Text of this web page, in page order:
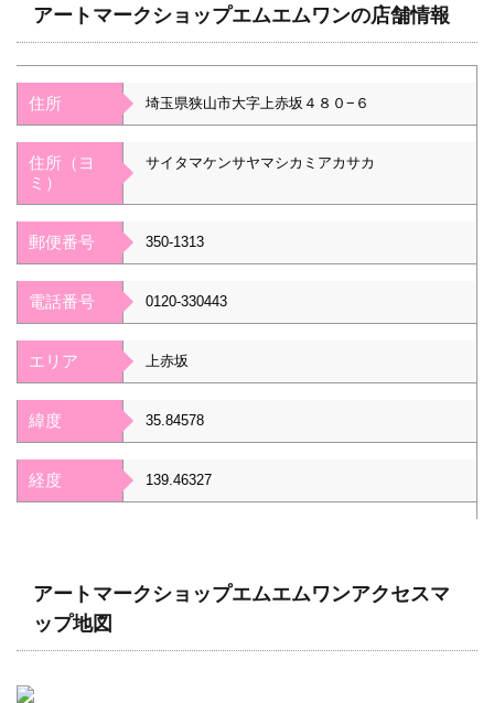
アートマークショップエムエムワンの店舗情報
住所 埼玉県狭山市大字上赤坂４８０−６
住所（ヨ
ミ）
サイタマケンサヤマシカミアカサカ
郵便番号 350-1313
電話番号 0120-330443
エリア 上赤坂
緯度 35.84578
経度 139.46327
アートマークショップエムエムワンアクセスマ
ップ地図